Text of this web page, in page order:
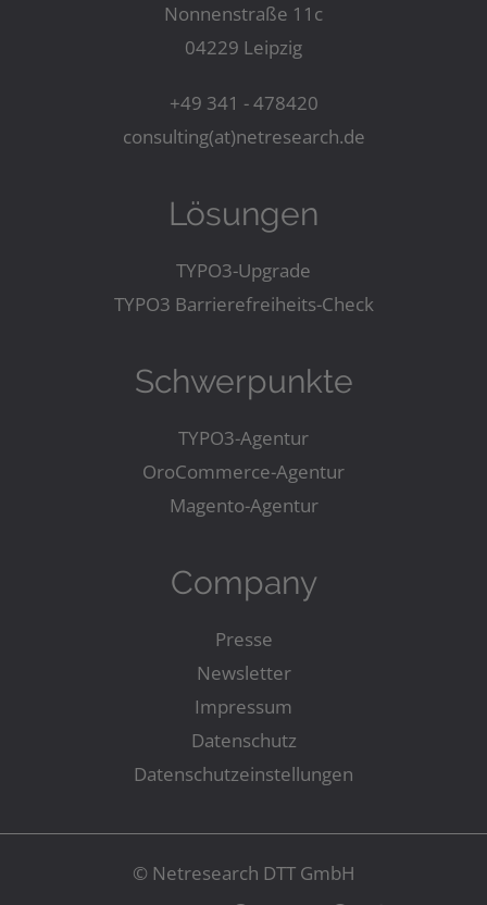
Nonnenstraße 11c
04229 Leipzig
+49 341 - 478420
consulting(at)netresearch.de
Lösungen
TYPO3-Upgrade
TYPO3 Barrierefreiheits-Check
Schwerpunkte
TYPO3-Agentur
OroCommerce-Agentur
Magento-Agentur
Company
Presse
Newsletter
Impressum
Datenschutz
Datenschutzeinstellungen
© Netresearch DTT GmbH